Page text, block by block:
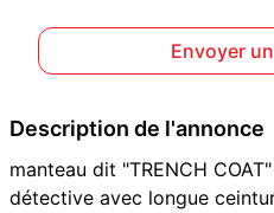
Envoyer
Description de l'annonce
manteau dit "TRENCH
détective avec longue